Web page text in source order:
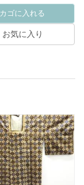
カゴに入れる
お気に入り